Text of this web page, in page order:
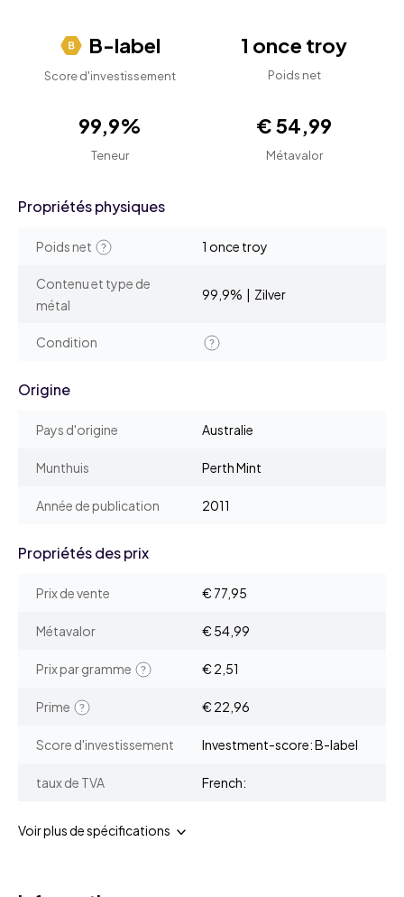
B-label
Score d'investissement
1 once troy
Poids net
99,9%
Teneur
€ 54,99
Métavalor
Propriétés physiques
Poids net 1 once troy
Contenu et type de
métal
99,9% | Zilver
Condition
Origine
Pays d'origine Australie
Munthuis Perth Mint
Année de publication 2011
Propriétés des prix
Prix de vente € 77,95
Métavalor € 54,99
Prix par gramme € 2,51
Prime € 22,96
Score d'investissement Investment-score: B-label
taux de TVA French:
Voir plus de spécifications